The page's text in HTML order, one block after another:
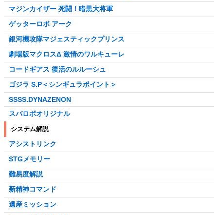
マジンカイザー 死闘！暗黒大将軍
ゲッターロボ アーク
銀河機攻隊マジェスティックプリンス
劇場版マクロスΔ 激情のワルキューレ
コードギアス 復活のルルーシュ
ゴジラ S.P＜シンギュラポイント＞
SSSS.DYNAZENON
スパロボオリジナル
システム解説
アシストリンク
STGメモリー
難易度解説
新精神コマンド
遺産ミッション